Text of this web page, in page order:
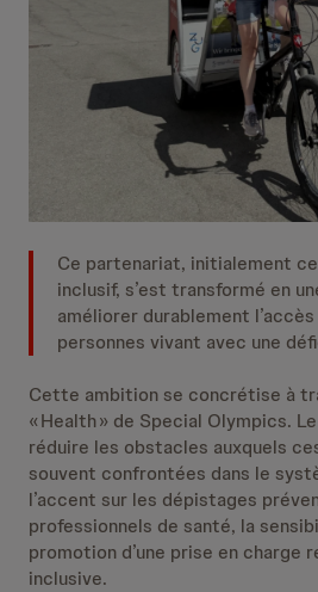
Ce partenariat, initialement
inclusif, s’est transformé en
améliorer durablement
personnes vivant avec une
Cette ambition se concrétise à
« Health » de Special Olympics.
réduire les obstacles auxquels
souvent confrontées dans le
l’accent sur les dépistages
professionnels de santé, la
promotion d’une prise en charge
inclusive.